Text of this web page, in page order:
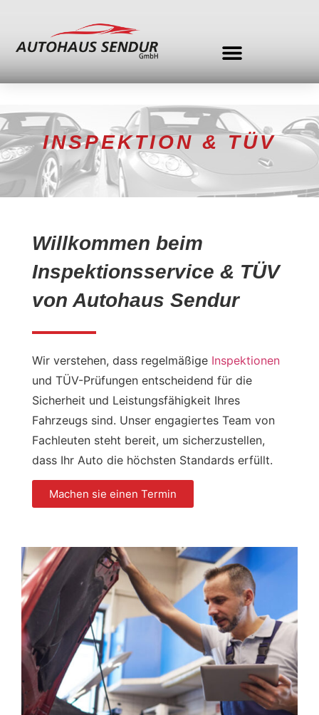
INSPEKTION & TÜV
Willkommen beim
Inspektionsservice & TÜV
von Autohaus Sendur
Wir verstehen, dass regelmäßige Inspektionen
und TÜV-Prüfungen entscheidend für die
Sicherheit und Leistungsfähigkeit Ihres
Fahrzeugs sind. Unser engagiertes Team von
Fachleuten steht bereit, um sicherzustellen,
dass Ihr Auto die höchsten Standards erfüllt.
Machen sie einen Termin